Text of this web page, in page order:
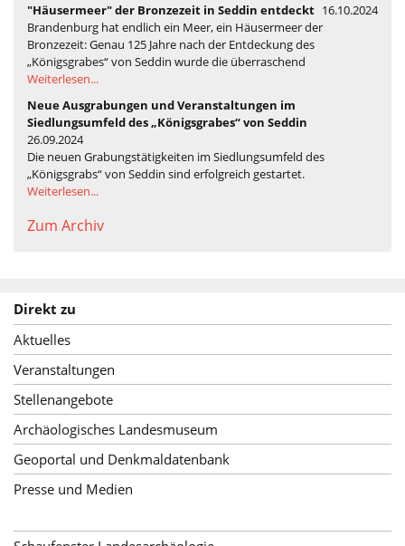
"Häusermeer" der Bronzezeit in Seddin entdeckt 16.10.2024
Brandenburg hat endlich ein Meer, ein Häusermeer der
Bronzezeit: Genau 125 Jahre nach der Entdeckung des
„Königsgrabes“ von Seddin wurde die überraschend
Weiterlesen...
Neue Ausgrabungen und Veranstaltungen im
Siedlungsumfeld des „Königsgrabes“ von Seddin
26.09.2024
Die neuen Grabungstätigkeiten im Siedlungsumfeld des
„Königsgrabs“ von Seddin sind erfolgreich gestartet.
Weiterlesen...
Zum Archiv
Direkt zu
Aktuelles
Veranstaltungen
Stellenangebote
Archäologisches Landesmuseum
Geoportal und Denkmaldatenbank
Presse und Medien